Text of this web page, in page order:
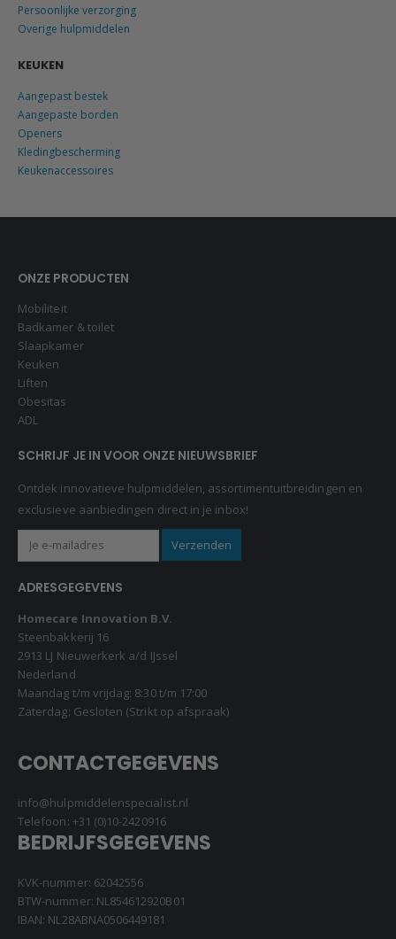
Persoonlijke verzorging
Overige hulpmiddelen
KEUKEN
Aangepast bestek
Aangepaste borden
Openers
Kledingbescherming
Keukenaccessoires
ONZE PRODUCTEN
Mobiliteit
Badkamer & toilet
Slaapkamer
Keuken
Liften
Obesitas
ADL
SCHRIJF JE IN VOOR ONZE NIEUWSBRIEF
Ontdek innovatieve hulpmiddelen, assortimentuitbreidingen en
exclusieve aanbiedingen direct in je inbox!
ADRESGEGEVENS
Homecare Innovation B.V.
Steenbakkerij 16
2913 LJ Nieuwerkerk a/d IJssel
Nederland
Maandag t/m vrijdag: 8:30 t/m 17:00
Zaterdag: Gesloten (Strikt op afspraak)
CONTACTGEGEVENS
info@hulpmiddelenspecialist.nl
Telefoon: +31 (0)10-2420916
BEDRIJFSGEGEVENS
KVK-nummer: 62042556
BTW-nummer: NL854612920B01
IBAN: NL28ABNA0506449181